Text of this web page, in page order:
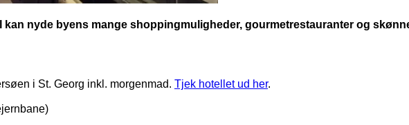
nyde byens mange shoppingmuligheder, gourmetrestauranter og
i St. Georg inkl. morgenmad. Tjek hotellet ud her.